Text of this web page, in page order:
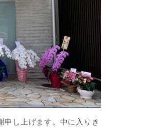
し上げます。中に入りき